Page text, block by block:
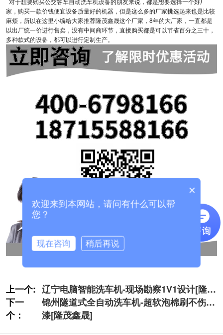
家，购买一款价钱便宜设备质量好的机器，但是这么多的厂家挑选起来也是比较
麻烦，所以在这里小编给大家推荐隆茂鑫晟这个厂家，8年的大厂家，一直都是
以出厂统一价进行售卖，没有中间商环节，直接购买都是可以节省百分之三十，
多种款式的设备，都可以进行定制生产。
上一个: 辽宁电脑智能洗车机-现场勘察1V1设计[隆茂
鑫晟]
下一
个：
锦州隧道式全自动洗车机-超软泡棉刷不伤车
漆[隆茂鑫晟]
×
欢迎来到本网站，请问有什么可以帮
您？
现在咨询 稍后再说